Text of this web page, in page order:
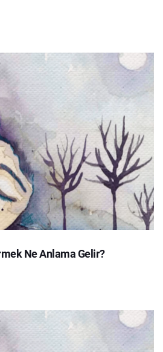
Ne Anlama Gelir?